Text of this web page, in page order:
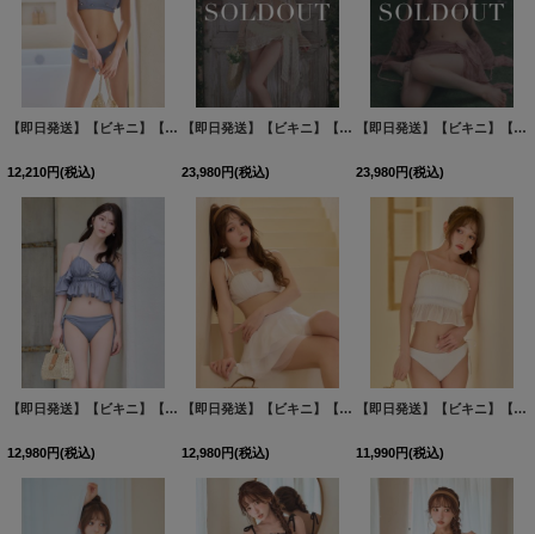
【即日発送】【ビキニ】【水着】サイドリボンビジュースタッズビキニ 2点セット [FB01]吉木千沙都（ちぃぽぽ）着用
12,210円(税込)
【即日発送】【ビキニ】【水着】Solle echo swimwear 4点セット[FB01]
23,980円(税込)
【即日発送】【ビキニ】【水着】Solle echo swimwear 4点セット[FB01]
23,980円(税込)
【即日発送】【ビキニ】【水着】ホイップフリル・ビジューリボンオフショルスウィムウェア2点セット 2点セット[FB01]
12,980円(税込)
【即日発送】【ビキニ】【水着】ギャザーフリルティアードスカート付きビキニ 3点セット[FB01]吉木千沙都（ちぃぽぽ）着用
12,980円(税込)
【即日発送】【ビキニ】【水着】ギャザートップフレアセパレートビキニ 2点セット[FB01]吉木千沙都（ちぃぽぽ）着用
11,990円(税込)